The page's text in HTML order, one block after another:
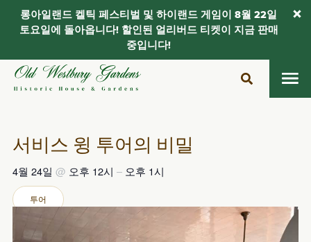
서비스 윙 투어의 비밀
4월 24일 @ 오후 12시 – 오후 1시
투어
롱아일랜드 켈틱 페스티벌 및 하이랜드 게임이 8월 22일
토요일에 돌아옵니다! 할인된 얼리버드 티켓이 지금 판매
중입니다!